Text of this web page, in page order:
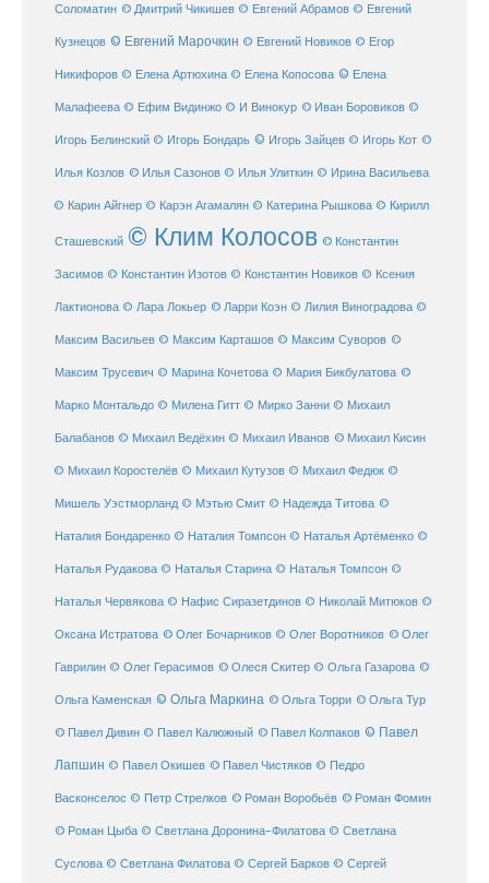
Соломатин © Дмитрий Чикишев © Евгений Абрамов © Евгений
Кузнецов © Евгений Марочкин © Евгений Новиков © Егор
Никифоров © Елена Артюхина © Елена Копосова © Елена
Малафеева © Ефим Видинжо © И Винокур © Иван Боровиков ©
Игорь Белинский © Игорь Бондарь © Игорь Зайцев © Игорь Кот ©
Илья Козлов © Илья Сазонов © Илья Улиткин © Ирина Васильева
© Карин Айгнер © Карэн Агамалян © Катерина Рышкова © Кирилл
Сташевский © Клим Колосов © Константин
Засимов © Константин Изотов © Константин Новиков © Ксения
Лактионова © Лара Локьер © Ларри Коэн © Лилия Виноградова ©
Максим Васильев © Максим Карташов © Максим Суворов ©
Максим Трусевич © Марина Кочетова © Мария Бикбулатова ©
Марко Монтальдо © Милена Гитт © Мирко Занни © Михаил
Балабанов © Михаил Ведёхин © Михаил Иванов © Михаил Кисин
© Михаил Коростелёв © Михаил Кутузов © Михаил Федюк ©
Мишель Уэстморланд © Мэтью Смит © Надежда Титова ©
Наталия Бондаренко © Наталия Томпсон © Наталья Артёменко ©
Наталья Рудакова © Наталья Старина © Наталья Томпсон ©
Наталья Червякова © Нафис Сиразетдинов © Николай Митюков ©
Оксана Истратова © Олег Бочарников © Олег Воротников © Олег
Гаврилин © Олег Герасимов © Олеся Скитер © Ольга Газарова ©
Ольга Каменская © Ольга Маркина © Ольга Торри © Ольга Тур
© Павел Дивин © Павел Калюжный © Павел Колпаков © Павел
Лапшин © Павел Окишев © Павел Чистяков © Педро
Васконселос © Петр Стрелков © Роман Воробьёв © Роман Фомин
© Роман Цыба © Светлана Доронина-Филатова © Светлана
Суслова © Светлана Филатова © Сергей Барков © Сергей